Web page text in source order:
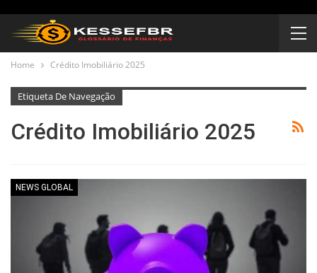
Home Crédito Imobiliário 2025
Etiqueta De Navegação
Crédito Imobiliário 2025
NEWS GLOBAL